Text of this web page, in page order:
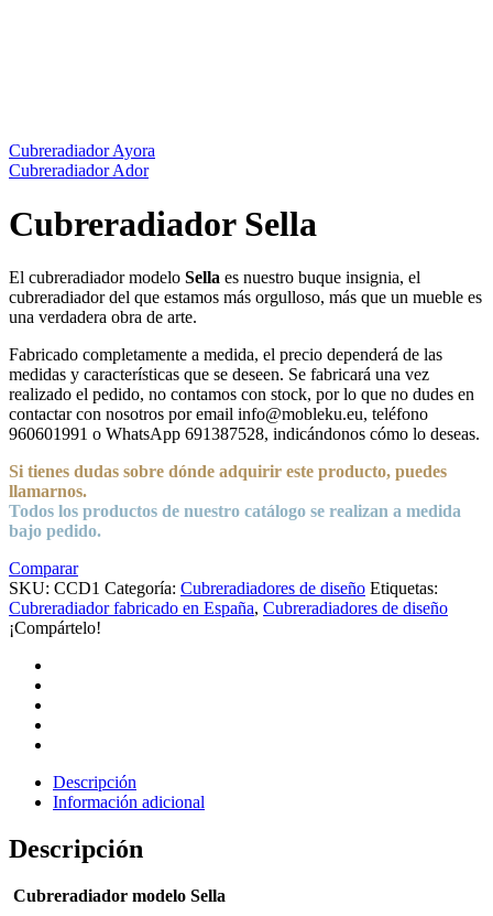
Cubreradiador Ayora
Cubreradiador Ador
Cubreradiador Sella
El cubreradiador modelo Sella es nuestro buque insignia, el
cubreradiador del que estamos más orgulloso, más que un mueble es
una verdadera obra de arte.
Fabricado completamente a medida, el precio dependerá de las
medidas y características que se deseen. Se fabricará una vez
realizado el pedido, no contamos con stock, por lo que no dudes en
contactar con nosotros por email info@mobleku.eu, teléfono
960601991 o WhatsApp 691387528, indicándonos cómo lo deseas.
Si tienes dudas sobre dónde adquirir este producto, puedes
llamarnos.
Todos los productos de nuestro catálogo se realizan a medida
bajo pedido.
Comparar
SKU: CCD1 Categoría: Cubreradiadores de diseño Etiquetas:
Cubreradiador fabricado en España, Cubreradiadores de diseño
¡Compártelo!
Descripción
Información adicional
Descripción
Cubreradiador modelo Sella